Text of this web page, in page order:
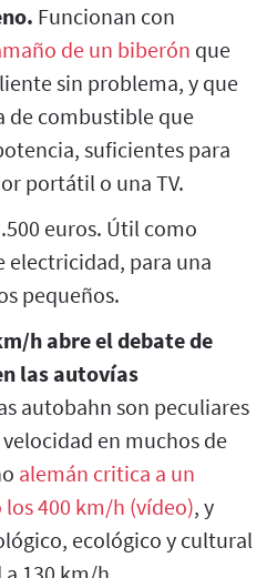
Funcionan con
de un biberón que
sin problema, y que
de combustible que
suficientes para
portátil o una TV.
euros. Útil como
para una
pequeños.
h abre el debate de
las autovías
autobahn son peculiares
en muchos de
alemán critica a un
los 400 km/h (vídeo), y
ecológico y cultural